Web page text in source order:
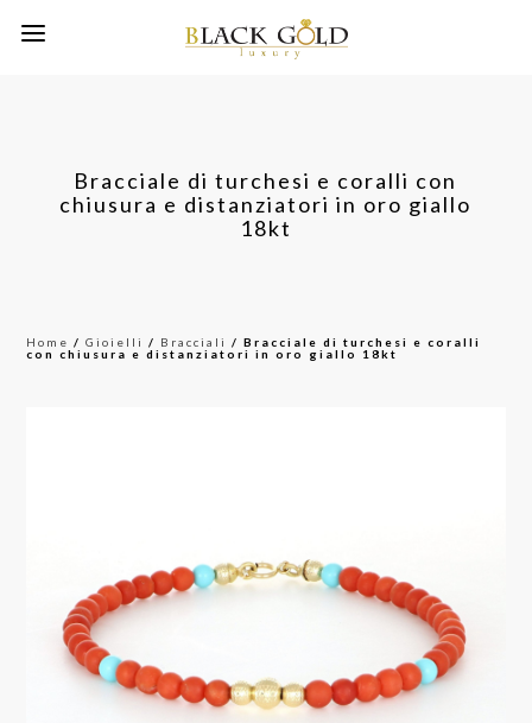
Bracciale di turchesi e coralli con
chiusura e distanziatori in oro giallo
18kt
Home /Gioielli / Bracciali / Bracciale di turchesi e coralli
con chiusura e distanziatori in oro giallo 18kt